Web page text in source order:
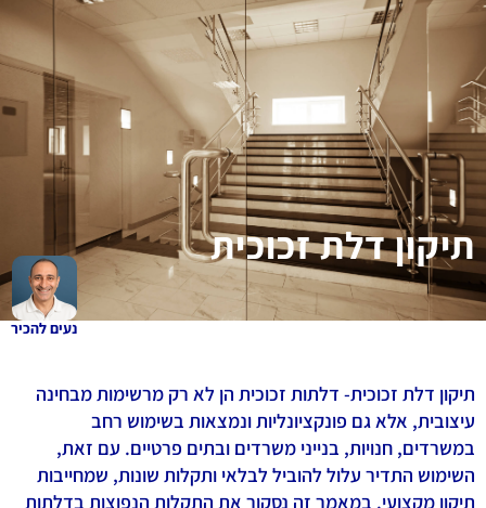
תיקון דלת זכוכית
תיקון דלת זכוכית- דלתות זכוכית הן לא רק מרשימות מבחינה
עיצובית, אלא גם פונקציונליות ונמצאות בשימוש רחב
במשרדים, חנויות, בנייני משרדים ובתים פרטיים. עם זאת,
השימוש התדיר עלול להוביל לבלאי ותקלות שונות, שמחייבות
תיקון מקצועי. במאמר זה נסקור את התקלות הנפוצות בדלתות
נעים להכיר